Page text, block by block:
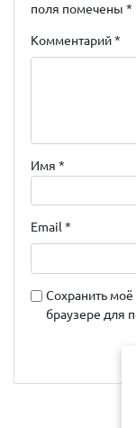
поля помечены *
Комментарий*
Имя *
Email*
Сохранить моё
браузере для